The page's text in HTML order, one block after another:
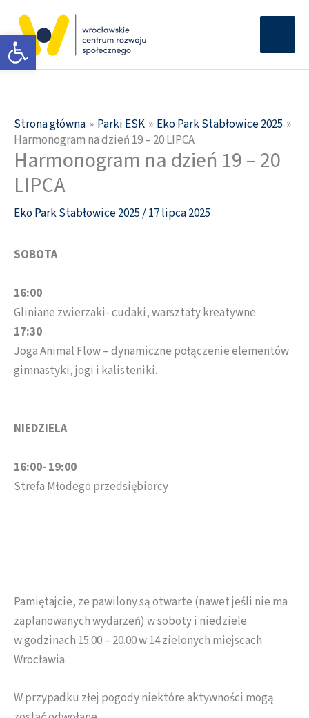
Otwórz pasek narzędzi
treści
Strona główna Parki ESK
Eko Park Stabłowice 2025
Harmonogram na dzień 19 – 20 LIPCA
Harmonogram na dzień 19 – 20
LIPCA
Eko Park Stabłowice 2025/17 lipca 2025
SOBOTA
16:00
Gliniane zwierzaki- cudaki, warsztaty kreatywne
17:30
Joga Animal Flow – dynamiczne połączenie elementów
gimnastyki, jogi i kalisteniki.
NIEDZIELA
16:00- 19:00
Strefa Młodego przedsiębiorcy
Pamiętajcie, ze pawilony są otwarte (nawet jeśli nie ma
zaplanowanych wydarzeń) w soboty i niedziele
w godzinach 15.00 – 20.00 w 14 zielonych miejscach
Wrocławia.
W przypadku złej pogody niektóre aktywności mogą